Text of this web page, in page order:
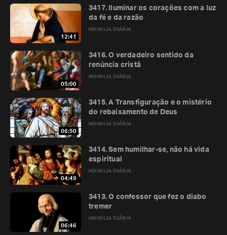
12:41
HOMILIA DIÁRIA
3417. Iluminar os corações com a luz
da fé e da razão
05:00
HOMILIA DIÁRIA
3416. O verdadeiro sentido da
renúncia cristã
06:50
HOMILIA DIÁRIA
3415. A Transfiguração e o mistério
do rebaixamento de Deus
04:49
HOMILIA DIÁRIA
3414. Sem humilhar-se, não há vida
espiritual
06:46
HOMILIA DIÁRIA
3413. O confessor que fez o diabo
tremer